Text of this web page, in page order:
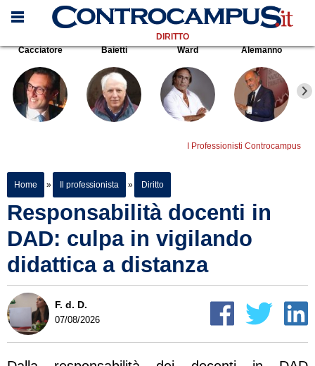
DIRITTO
Cacciatore
Baietti Ward Alemanno
I Professionisti Controcampus
Home » Il professionista » Diritto
Responsabilità docenti in
DAD: culpa in vigilando
didattica a distanza
F. d. D.
07/08/2026